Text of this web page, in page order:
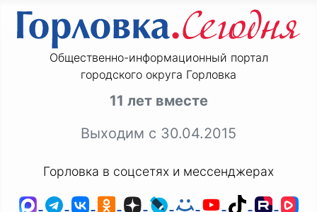
Общественно-информационный портал
городского округа Горловка
11 лет вместе
Выходим с 30.04.2015
Горловка в соцсетях и мессенджерах
MAXTelegram
ВКонтакте
Одноклассники
ДзенLiveJournal
Мой Мир
YouTube
TikTok